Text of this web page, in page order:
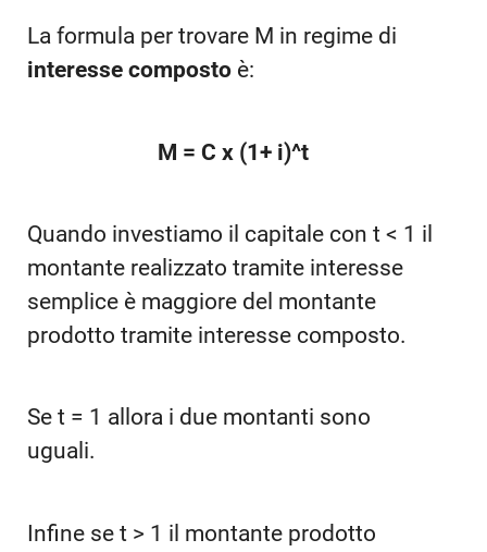
La formula per trovare M in regime di
interesse composto è:
M = C x (1+ i)^t
Quando investiamo il capitale con t < 1 il
montante realizzato tramite interesse
semplice è maggiore del montante
prodotto tramite interesse composto.
Se t = 1 allora i due montanti sono
uguali.
Infine se t > 1 il montante prodotto